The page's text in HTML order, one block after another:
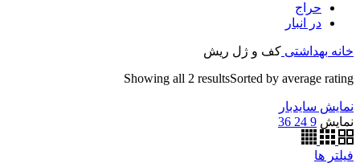
حراج
در انبار
خانه بهداشتی کف و ژل ریش
Showing all 2 resultsSorted by average rating
نمایش سایدبار
نمایش 9
24
36
فیلتر ها